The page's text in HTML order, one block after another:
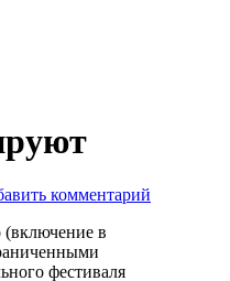
комментарий
в
фестиваля